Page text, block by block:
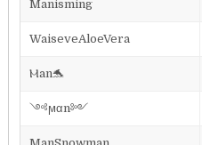
Manisming
WaiseveAloeVera
Ⲙan🐬
༺ϻαn༻